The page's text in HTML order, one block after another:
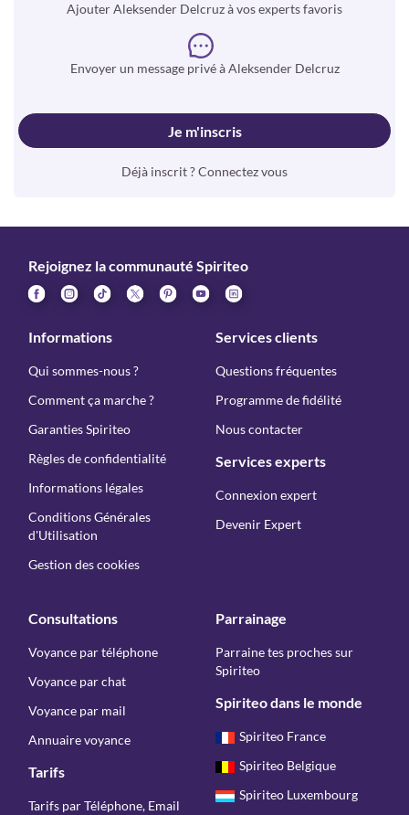
Ajouter Aleksender Delcruz à vos experts favoris
Envoyer un message privé à Aleksender Delcruz
Je m'inscris
Déjà inscrit ? Connectez vous
Rejoignez la communauté Spiriteo
Informations
Qui sommes-nous ?
Comment ça marche ?
Garanties Spiriteo
Règles de confidentialité
Informations légales
Conditions Générales
d'Utilisation
Gestion des cookies
Services clients
Questions fréquentes
Programme de fidélité
Nous contacter
Services experts
Connexion expert
Devenir Expert
Consultations
Voyance par téléphone
Voyance par chat
Voyance par mail
Annuaire voyance
Tarifs
Tarifs par Téléphone, Email
Parrainage
Parraine tes proches sur
Spiriteo
Spiriteo dans le monde
Spiriteo France
Spiriteo Belgique
Spiriteo Luxembourg